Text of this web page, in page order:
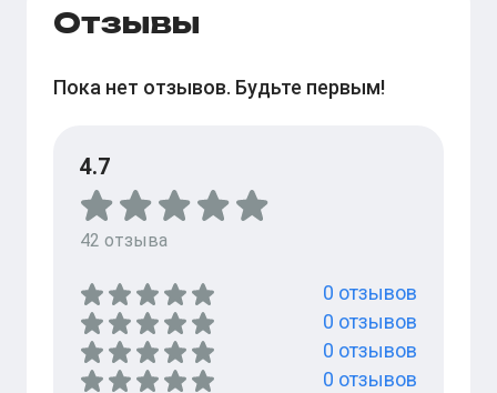
Отзывы
Пока нет отзывов. Будьте первым!
4.7
42 отзыва
0 отзывов
0 отзывов
0 отзывов
0 отзывов